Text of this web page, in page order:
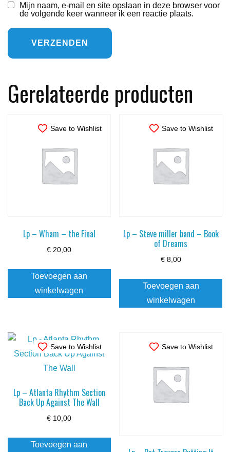
Mijn naam, e-mail en site opslaan in deze browser voor
de volgende keer wanneer ik een reactie plaats.
Gerelateerde producten
Save to Wishlist
Lp – Wham – the Final
€ 20,00
Toevoegen aan
winkelwagen
Save to Wishlist
Lp – Steve miller band – Book
of Dreams
€8,00
Toevoegen aan
winkelwagen
Save to Wishlist
Lp – Atlanta Rhythm Section
Back Up Against The Wall
€ 10,00
Toevoegen aan
Save to Wishlist